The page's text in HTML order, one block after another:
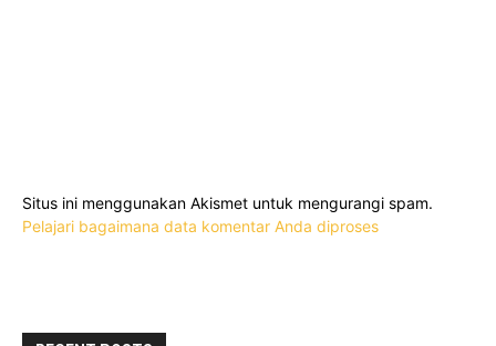
Situs ini menggunakan Akismet untuk mengurangi spam.
Pelajari bagaimana data komentar Anda diproses